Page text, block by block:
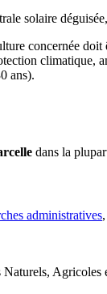
solaire
concernée doit
climatique,
ans).
dans la
administratives
Agricoles